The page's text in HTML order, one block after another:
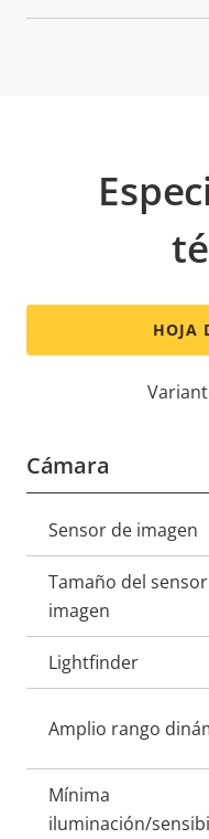
HOJA
Cámara
Descripción
de
propiedad
Sensor de imagen
Tamaño del
imagen
Lightfinder
Amplio rango
Mínima
iluminación/